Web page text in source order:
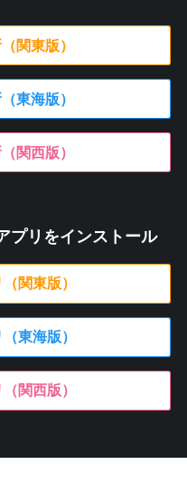
関東版）
東海版）
関西版）
プリをインストール
関東版）
東海版）
関西版）